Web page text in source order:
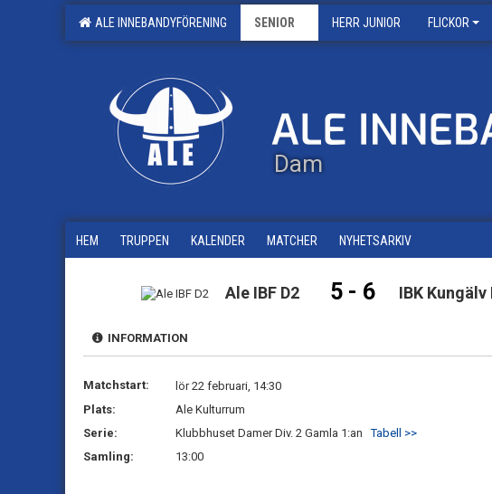
ALE INNEBANDYFÖRENING SENIOR HERR JUNIOR FLICKOR
Dam
HEM TRUPPEN KALENDER MATCHER NYHETSARKIV
Ale IBF D2 5 - 6 IBK Kungälv
INFORMATION
Matchstart:
lör 22 februari, 14:30
Plats:
Ale Kulturrum
Serie:
Klubbhuset Damer Div. 2 Gamla 1:anTabell >>
Samling:
13:00